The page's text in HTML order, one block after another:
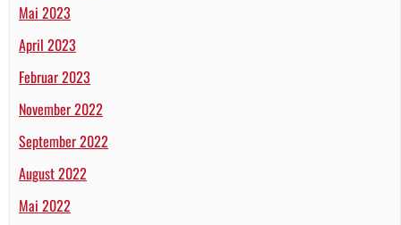
Mai 2023
April 2023
Februar 2023
November 2022
September 2022
August 2022
Mai 2022